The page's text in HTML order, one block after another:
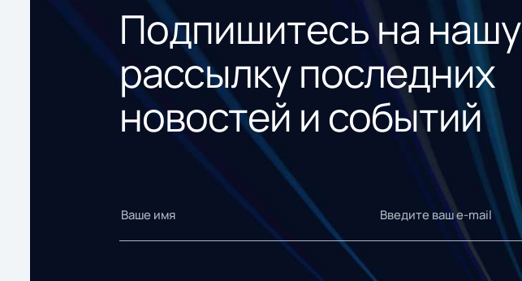
Подпишитесь на нашу
рассылку последних
новостей и событий